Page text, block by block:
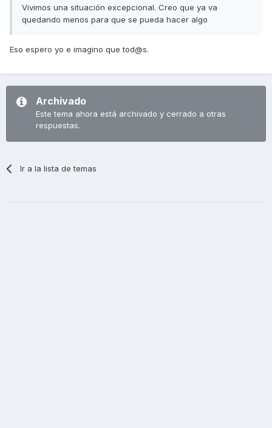
Vivimos una situación excepcional. Creo que ya va
quedando menos para que se pueda hacer algo
Eso espero yo e imagino que tod@s.
Archivado
Este tema ahora está archivado y cerrado a otras
respuestas.
Ir a la lista de temas